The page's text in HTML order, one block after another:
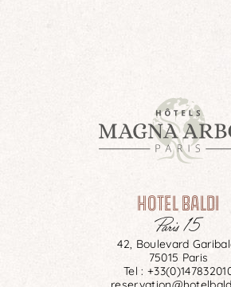
HOTEL BALDI
Paris 15
42, Boulevard
75015 Paris
Tel :